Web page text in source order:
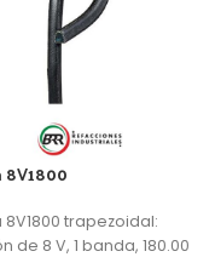
8V1800
8V1800 trapezoidal:
de 8 V, 1 banda, 180.00